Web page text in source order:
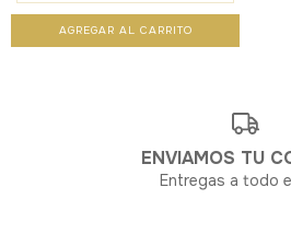
ENVIAMOS TU
Entregas a todo